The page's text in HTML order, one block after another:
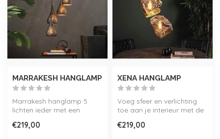
MARRAKESH HANGLAMP
Marrakesh hanglamp 5
lichten ieder met een
kappen zijn afg...
€219,00
XENA HANGLAMP
Voeg sfeer en verlichting
toe aan je interieur met de
stijlv...
€219,00